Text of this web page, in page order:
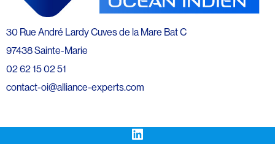
30 Rue André Lardy Cuves de la Mare Bat C
97438 Sainte-Marie
02 62 15 02 51
contact-oi@alliance-experts.com
LinkedIn